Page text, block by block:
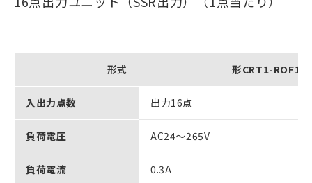
形式 形CRT1-ROF16
入出力点数 出力16点
負荷電圧 AC24～265V
負荷電流 0.3A